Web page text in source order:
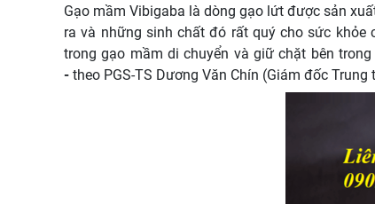
Gạo mầm Vibigaba là dòng gạo lứt được sản
ra và những sinh chất đó rất quý cho sức
trong gạo mầm di chuyển và giữ chặt bên
- theo PGS-TS Dương Văn Chín (Giám đốc